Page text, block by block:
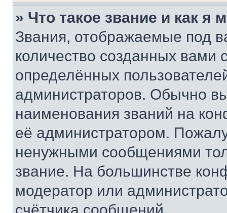
» Что такое звание и как я
Звания, отображаемые под
количество созданных
определённых
администраторов. Обычно
наименования званий на
её администратором.
ненужными сообщениями
звание. На большинстве
модератор или